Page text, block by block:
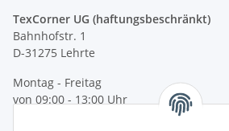
TexCorner UG (haftungsbeschränkt)
Bahnhofstr. 1
D-31275 Lehrte
Montag - Freitag
von 09:00 - 13:00 Uhr